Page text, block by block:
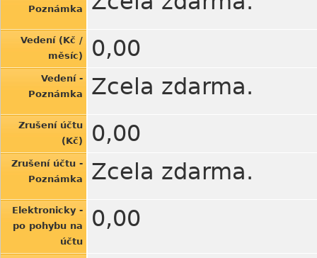
Poznámka
Vedení (Kč /
měsíc)
0,00
Vedení -
Poznámka
Zcela zdarma.
Zrušení účtu
(Kč)
0,00
Zrušení účtu -
Poznámka
Zcela zdarma.
Elektronicky -
po pohybu na
účtu
0,00